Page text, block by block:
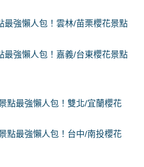
最強懶人包！雲林/苗栗櫻花景點
最強懶人包！嘉義/台東櫻花景點
點最強懶人包！雙北/宜蘭櫻花
點最強懶人包！台中/南投櫻花